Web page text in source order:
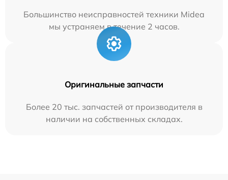
Большинство неисправностей техники Midea
мы устраняем в течение 2 часов.
Оригинальные запчасти
Более 20 тыс. запчастей от производителя в
наличии на собственных складах.